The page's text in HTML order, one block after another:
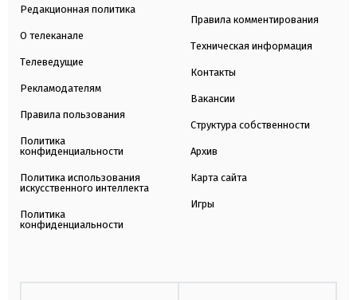
Редакционная политика
О телеканале
Телеведущие
Рекламодателям
Правила пользования
Политика
конфиденциальности
Политика использования
искусственного интеллекта
Политика
конфиденциальности
Правила комментирования
Техническая информация
Контакты
Вакансии
Структура собственности
Архив
Карта сайта
Игры